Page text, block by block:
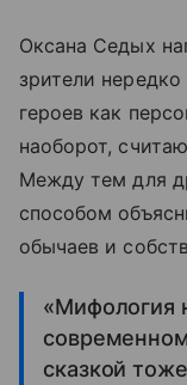
Оксана Седых
зрители
героев как
наоборот,
Между тем для
способом
обычаев и
«Мифология
сказкой